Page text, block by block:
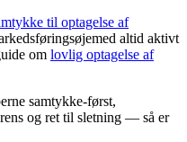
til optagelse af
altid aktivt
om lovlig optagelse af
samtykke-først,
og ret til sletning — så er